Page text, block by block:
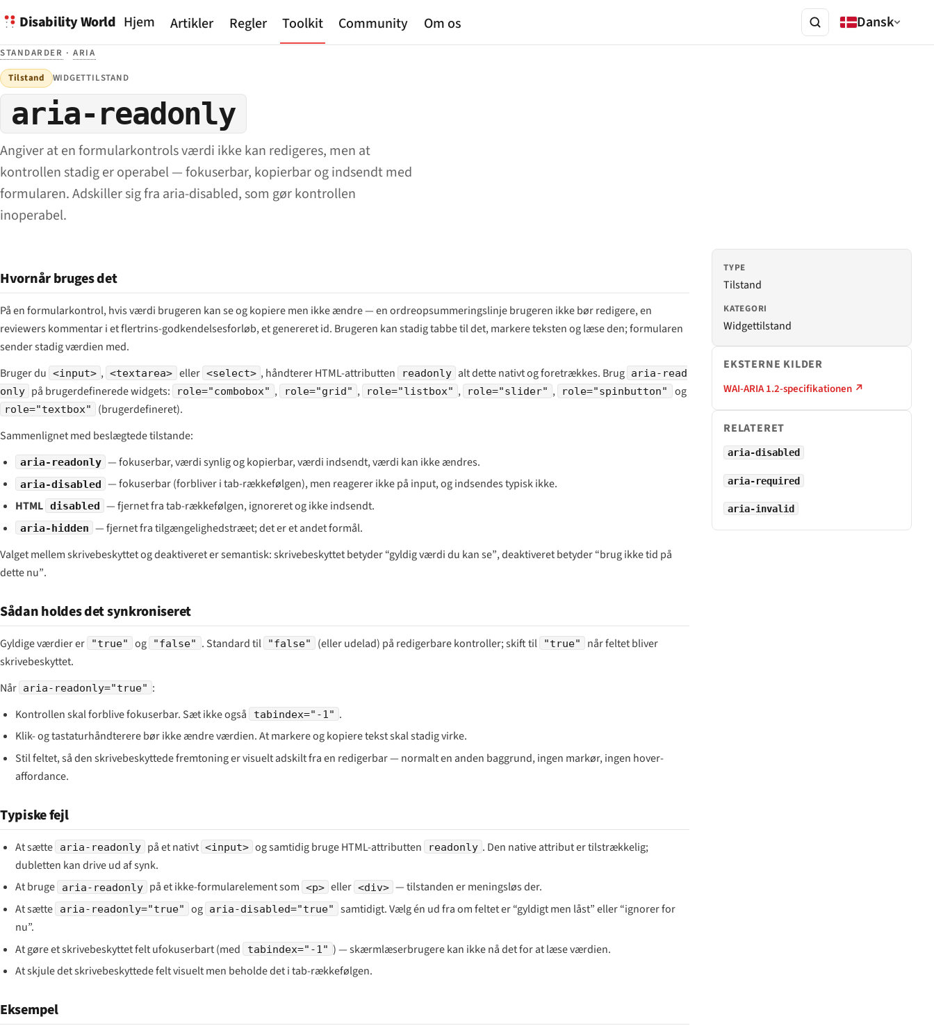
Disability World Hjem Artikler Regler Toolkit Community Om os Dansk
STANDARDER ·ARIA
Tilstand WIDGETTILSTAND
aria-readonly
Angiver at en formularkontrols værdi ikke kan redigeres, men at
kontrollen stadig er operabel — fokuserbar, kopierbar og indsendt med
formularen. Adskiller sig fra aria-disabled, som gør kontrollen
inoperabel.
Hvornår bruges det
På en formularkontrol, hvis værdi brugeren kan se og kopiere men ikke ændre — en ordreopsummeringslinje brugeren ikke bør redigere, en
reviewers kommentar i et flertrins-godkendelsesforløb, et genereret id. Brugeren kan stadig tabbe til det, markere teksten og læse den; formularen
sender stadig værdien med.
Bruger du <input> , <textarea> eller <select> , håndterer HTML-attributten readonly alt dette nativt og foretrækkes. Brug aria-read
only på brugerdefinerede widgets: role="combobox" , role="grid" , role="listbox" , role="slider" , role="spinbutton" og
role="textbox"
(brugerdefineret).
Sammenlignet med beslægtede tilstande:
aria-readonly — fokuserbar, værdi synlig og kopierbar, værdi indsendt, værdi kan ikke ændres.
aria-disabled — fokuserbar (forbliver i tab-rækkefølgen), men reagerer ikke på input, og indsendes typisk ikke.
HTML disabled — fjernet fra tab-rækkefølgen, ignoreret og ikke indsendt.
aria-hidden — fjernet fra tilgængelighedstræet; det er et andet formål.
Valget mellem skrivebeskyttet og deaktiveret er semantisk: skrivebeskyttet betyder“gyldig værdi du kan se”, deaktiveret betyder“brug ikke tid på
dette nu”.
Sådan holdes det synkroniseret
Gyldige værdier er "true" og "false" . Standard til "false" (eller udelad) på redigerbare kontroller; skift til "true"
når feltet bliver
skrivebeskyttet.
Når aria-readonly="true" :
Kontrollen skal forblive fokuserbar. Sæt ikke også
tabindex="-1" .
Klik- og tastaturhåndterere bør ikke ændre værdien. At markere og kopiere tekst skal stadig virke.
Stil feltet, så den skrivebeskyttede fremtoning er visuelt adskilt fra en redigerbar — normalt en anden baggrund, ingen markør, ingen hover-
affordance.
Typiske fejl
At sætte aria-readonly på et nativt <input> og samtidig bruge HTML-attributten readonly . Den native attribut er tilstrækkelig;
dubletten kan drive ud af synk.
At bruge
aria-readonly på et ikke-formularelement som <p> eller <div> — tilstanden er meningsløs der.
At sætte
aria-readonly="true" og aria-disabled="true"
samtidigt. Vælg én ud fra om feltet er “gyldigt men låst” eller “ignorer for
nu”.
At gøre et skrivebeskyttet felt ufokuserbart (med
tabindex="-1" ) — skærmlæserbrugere kan ikke nå det for at læse værdien.
At skjule det skrivebeskyttede felt visuelt men beholde det i tab-rækkefølgen.
Eksempel
TYPE
Tilstand
KATEGORI
Widgettilstand
EKSTERNE KILDER
WAI-ARIA 1.2-specifikationen ↗
RELATERET
aria-disabled
aria-required
aria-invalid